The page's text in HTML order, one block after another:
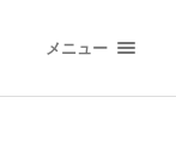
メニュー